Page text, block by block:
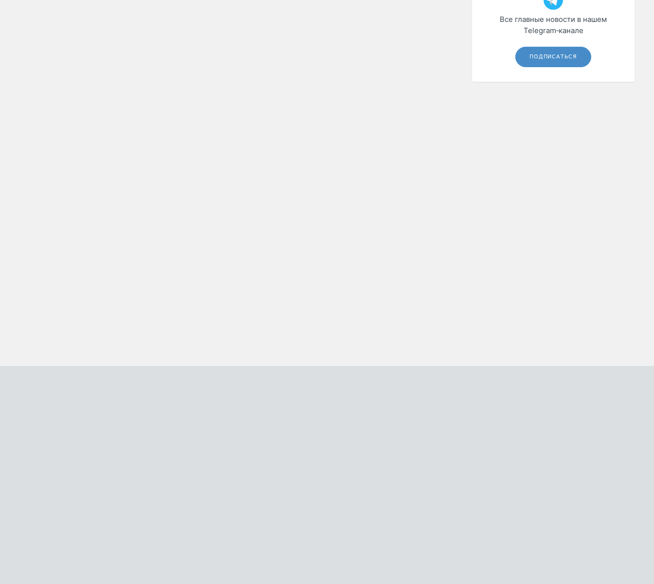
Все главные новости в нашем
Telegram‑канале
ПОДПИСАТЬСЯ